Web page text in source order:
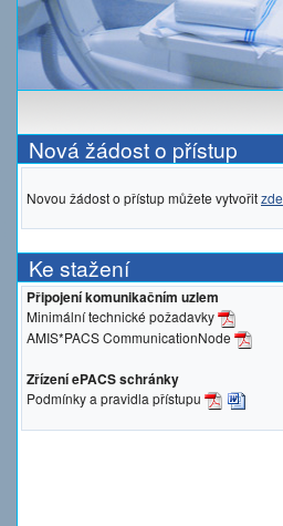
Nová žádost o přístup
Novou žádost o přístup můžete vytvořitzde
Ke stažení
Připojení komunikačním uzlem
Minimální technické požadavky
AMIS*PACS CommunicationNode
Zřízení ePACS schránky
Podmínky a pravidla přístupu